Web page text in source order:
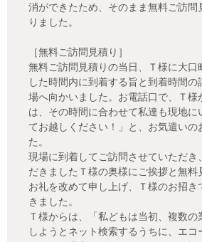
消ができたため、そのまま無料ご訪問
りました。
［無料ご訪問見積り］
無料ご訪問見積りの当日、Ｔ様に大口
した時間内に到着する旨と到着時間の
場へ向かいました。お電話口で、Ｔ様
は、その時間に合わせて私達も現地に
てお越しください！」と、お気遣いの
た。
現場に到着してご訪問させていただき
だきましたＴ様の奥様にご挨拶と無料
お礼を改めて申し上げ、Ｔ様のお招き
きました。
Ｔ様からは、「私どもは当初、複数
しようとネット検索するうちに、エ